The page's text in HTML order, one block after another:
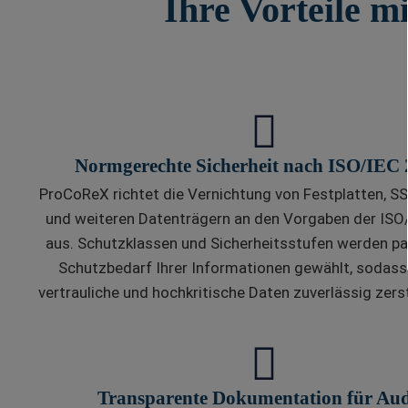
Ihre Vorteile
Normgerechte Sicherheit nach ISO/IEC
ProCoReX richtet die Vernichtung von Festplatten,
und weiteren Datenträgern an den Vorgaben der ISO/
aus. Schutzklassen und Sicherheitsstufen werden
Schutzbedarf Ihrer Informationen gewählt,
vertrauliche und hochkritische Daten zuverlässig
Transparente Dokumentation für